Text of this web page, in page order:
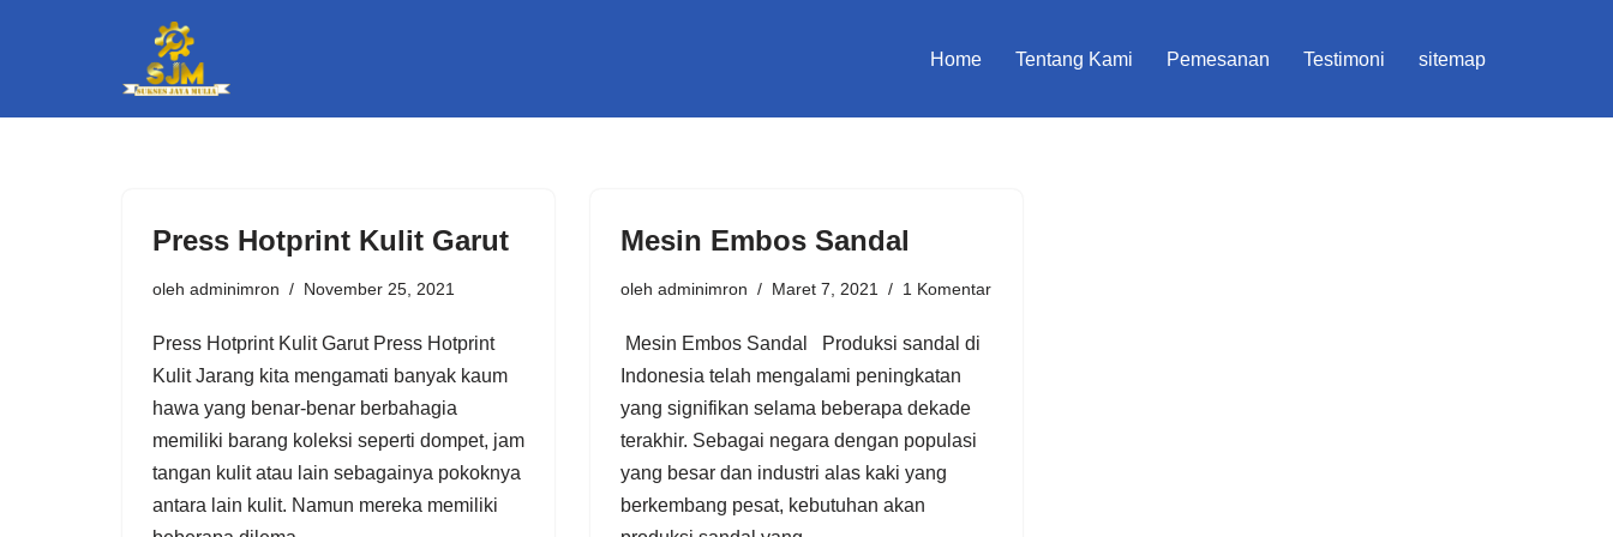
Home Tentang Kami Pemesanan Testimoni sitemap
Press Hotprint Kulit Garut
oleh adminimron November 25, 2021
Press Hotprint Kulit Garut Press Hotprint
Kulit Jarang kita mengamati banyak kaum
hawa yang benar-benar berbahagia
memiliki barang koleksi seperti dompet, jam
tangan kulit atau lain sebagainya pokoknya
antara lain kulit. Namun mereka memiliki
Mesin Embos Sandal
oleh adminimron Maret 7, 2021 1 Komentar
Mesin Embos Sandal Produksi sandal di
Indonesia telah mengalami peningkatan
yang signifikan selama beberapa dekade
terakhir. Sebagai negara dengan populasi
yang besar dan industri alas kaki yang
berkembang pesat, kebutuhan akan